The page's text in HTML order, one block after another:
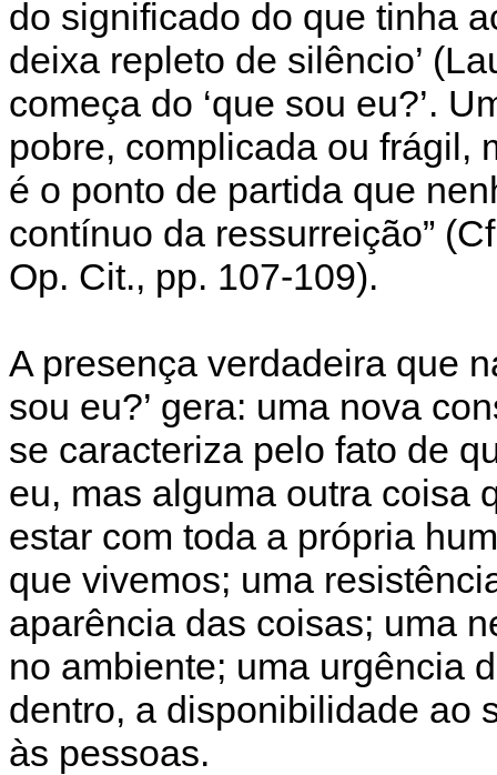
do significado do que tinha
deixa repleto de silêncio’
começa do ‘que sou eu?’.
pobre, complicada ou frágil,
é o ponto de partida que
contínuo da ressurreição”
Op. Cit., pp. 107-109).
A presença verdadeira que
sou eu?’ gera: uma nova
se caracteriza pelo fato de
eu, mas alguma outra coisa
estar com toda a própria
que vivemos; uma
aparência das coisas; uma
no ambiente; uma urgência
dentro, a disponibilidade ao
às pessoas.